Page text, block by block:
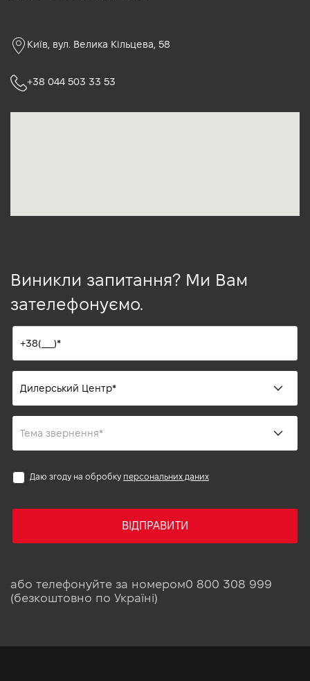
Київ, вул. Велика Кільцева, 58
+38 044 503 33 53
Виникли запитання? Ми Вам
зателефонуємо.
Даю згоду на обробку персональних даних
ВІДПРАВИТИ
або телефонуйте за номером0 800 308 999
(безкоштовно по Україні)